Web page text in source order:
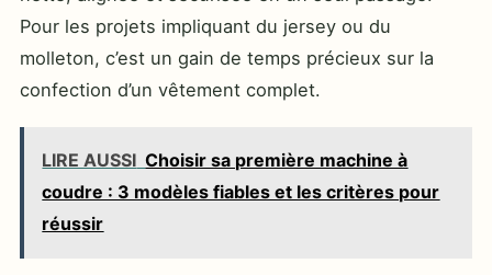
Pour les projets impliquant du jersey ou du
molleton, c’est un gain de temps précieux sur la
confection d’un vêtement complet.
LIRE AUSSI Choisir sa première machine à
coudre : 3 modèles fiables et les critères pour
réussir